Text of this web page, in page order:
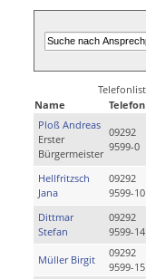
Name
Telefon
Ploß Andreas
Erster
Bürgermeister
09292
9599-0
Hellfritzsch
Jana
09292
9599-10
Dittmar
Stefan
09292
9599-14
Müller Birgit
09292
9599-15